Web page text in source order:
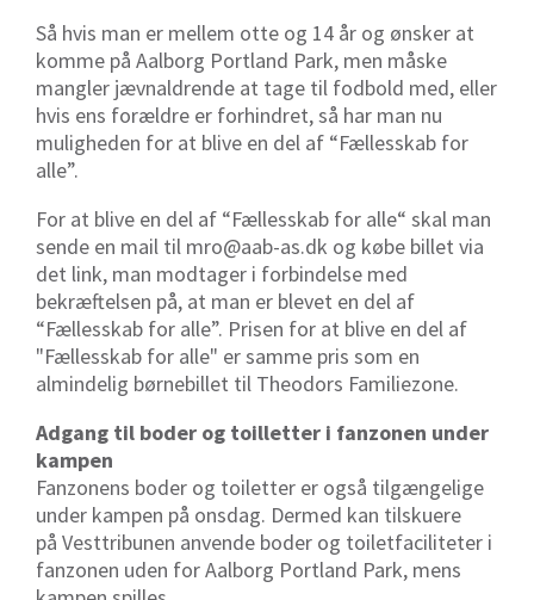
Så hvis man er mellem otte og 14 år og ønsker at
komme på Aalborg Portland Park, men måske
mangler jævnaldrende at tage til fodbold med, eller
hvis ens forældre er forhindret, så har man nu
muligheden for at blive en del af “Fællesskab for
alle”.
For at blive en del af “Fællesskab for alle“ skal man
sende en mail til mro@aab-as.dk og købe billet via
det link, man modtager i forbindelse med
bekræftelsen på, at man er blevet en del af
“Fællesskab for alle”. Prisen for at blive en del af
"Fællesskab for alle" er samme pris som en
almindelig børnebillet til Theodors Familiezone.
Adgang til boder og toilletter i fanzonen under
kampen
Fanzonens boder og toiletter er også tilgængelige
under kampen på onsdag. Dermed kan tilskuere
på Vesttribunen anvende boder og toiletfaciliteter i
fanzonen uden for Aalborg Portland Park, mens